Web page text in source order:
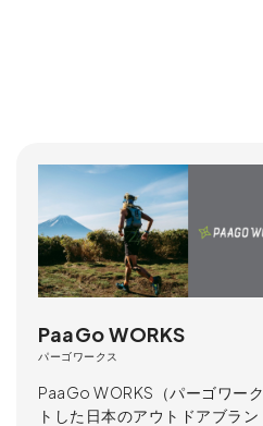
PaaGo WORKS
パーゴワークス
PaaGo WORKS（パーゴワー
トした日本のアウトドアブラ